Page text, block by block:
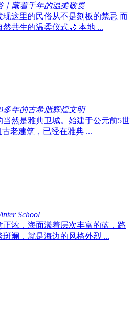
｜藏着千年的温柔敬畏
这里的民俗从不是刻板的禁忌 而
共生的温柔仪式🌙 本地 ...
多年的古希腊辉煌文明
然是雅典卫城。始建于公元前5世
老建筑，已经在雅典 ...
School
浓，海面漾着层次丰富的蓝，路
斓，就是海边的风格外烈 ...